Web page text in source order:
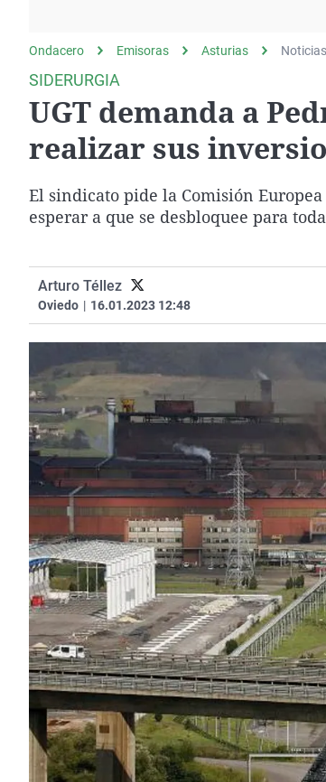
Operación Viuda
Negra
Ondacero Emisoras Asturias Noticias
SIDERURGIA
UGT demanda a
realizar sus
El sindicato pide la Comisión
esperar a que se desbloquee para
Arturo Téllez
Oviedo | 16.01.2023 12:48